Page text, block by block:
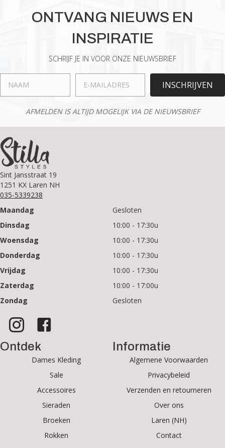
Deze
kan
gekozen
worden
de
productpagina
ONTVANG NIEUWS EN
INSPIRATIE
SCHRIJF JE IN VOOR ONZE NIEUWSBRIEF
INSCHRIJVEN
AFMELDEN IS ALTIJD MOGELIJK VIA DE NIEUWSBRIEF
Sint Jansstraat 19
1251 KX Laren NH
035-5339238
Maandag
Gesloten
Dinsdag
10:00 - 17:30u
Woensdag
10:00 - 17:30u
Donderdag
10:00 - 17:30u
Vrijdag
10:00 - 17:30u
Zaterdag
10:00 - 17:00u
Zondag
Gesloten
Ontdek
Dames Kleding
Sale
Accessoires
Sieraden
Broeken
Rokken
Informatie
Algemene Voorwaarden
Privacybeleid
Verzenden en retourneren
Over ons
Laren (NH)
Contact